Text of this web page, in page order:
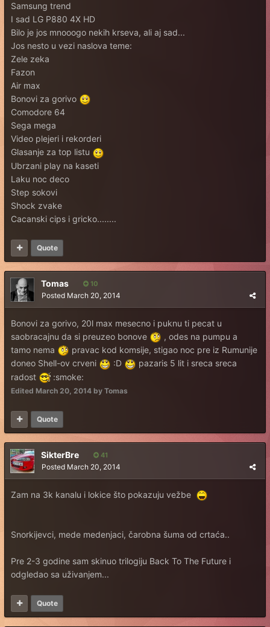
Samsung trend
I sad LG P880 4X HD
Bilo je jos mnooogo nekih krseva, ali aj sad...
Jos nesto u vezi naslova teme:
Zele zeka
Fazon
Air max
Bonovi za gorivo
Comodore 64
Sega mega
Video plejeri i rekorderi
Glasanje za top listu
Ubrzani play na kaseti
Laku noc deco
Step sokovi
Shock zvake
Cacanski cips i gricko........
Quote
Tomas 10
Posted March 20, 2014
Bonovi za gorivo, 20l max mesecno i puknu ti pecat u
saobracajnu da si preuzeo bonove
, odes na pumpu a
tamo nema
pravac kod komsije, stigao noc pre iz Rumunije
doneo Shell-ov crveni
:D
pazaris 5 lit i sreca sreca
radost
:smoke:
Edited March 20, 2014 by Tomas
Quote
SikterBre 41
Posted March 20, 2014
Zam na 3k kanalu i lokice što pokazuju vežbe
Snorkijevci, mede medenjaci, čarobna šuma od crtaća..
Pre 2-3 godine sam skinuo trilogiju Back To The Future i
odgledao sa uživanjem...
Quote